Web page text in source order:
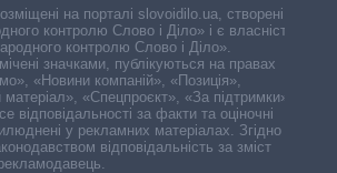
на порталі slovoidilo.ua, створені ГО
контролю Слово і Діло» і є власністю
контролю Слово і Діло».
значками, публікуються на правах
«Новини компаній», «Позиція»,
«Спецпроєкт», «За підтримки».
відповідальності за факти та оціночні
у рекламних матеріалах. Згідно з
відповідальність за зміст